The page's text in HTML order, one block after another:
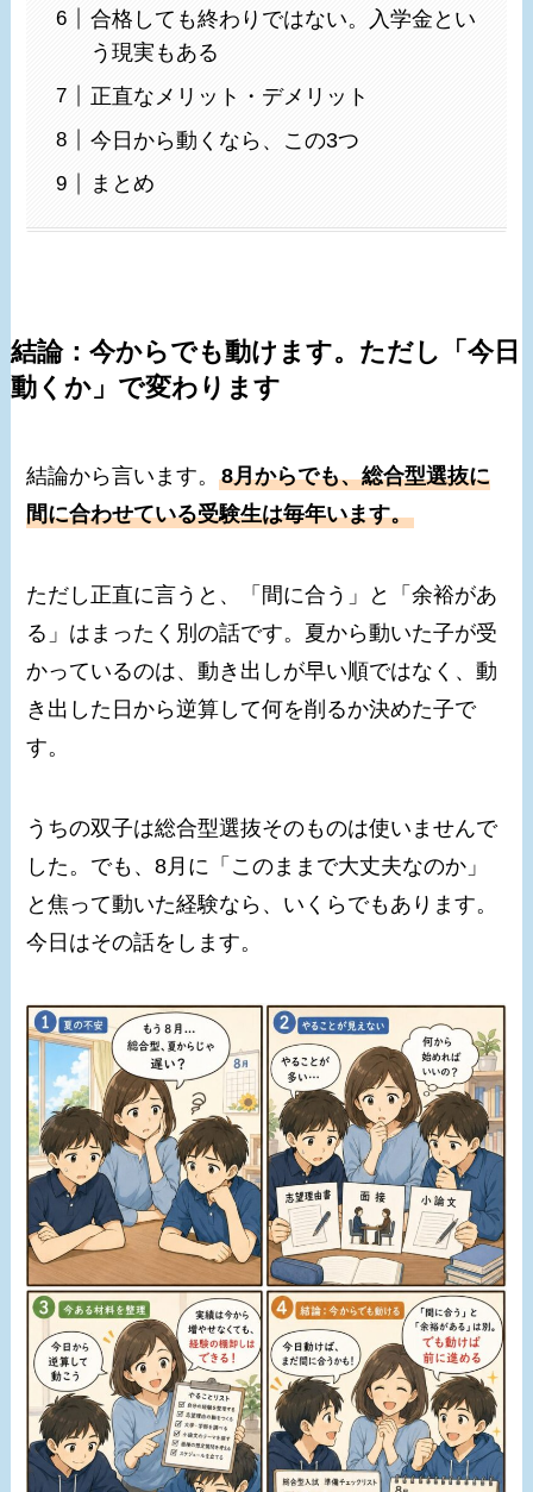
合格しても終わりではない。入学金とい
う現実もある
正直なメリット・デメリット
今日から動くなら、この3つ
まとめ
結論：今からでも動けます。ただし「今日
動くか」で変わります
結論から言います。8月からでも、総合型選抜に
間に合わせている受験生は毎年います。
ただし正直に言うと、「間に合う」と「余裕があ
る」はまったく別の話です。夏から動いた子が受
かっているのは、動き出しが早い順ではなく、動
き出した日から逆算して何を削るか決めた子で
す。
うちの双子は総合型選抜そのものは使いませんで
した。でも、8月に「このままで大丈夫なのか」
と焦って動いた経験なら、いくらでもあります。
今日はその話をします。